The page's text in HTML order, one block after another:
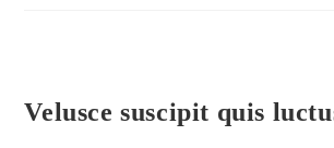
Velusce suscipit quis